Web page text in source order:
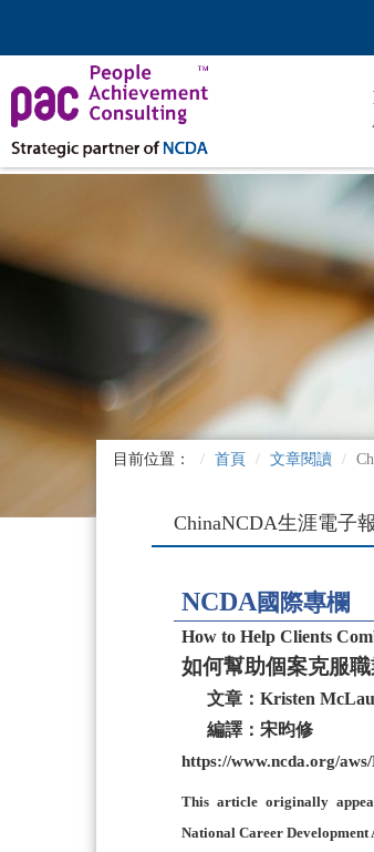
目前位置： 首頁 文章閱讀
ChinaNCDA生涯電子
NCDA國際專欄
How to Help Clients
如何幫助個案克服
文章：Kristen
編譯：宋昀修
https://www.ncda.org/
This article originally
National Career